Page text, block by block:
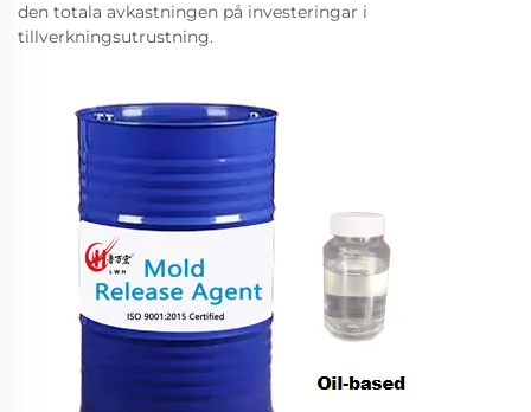
den totala avkastningen på investeringar i
tillverkningsutrustning.